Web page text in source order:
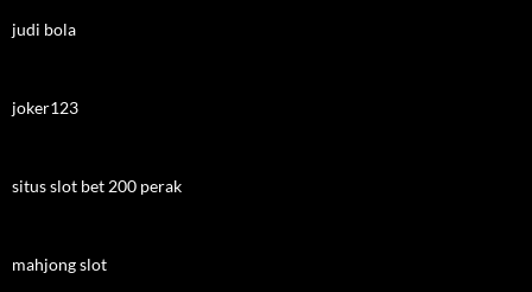
judi bola
joker123
situs slot bet 200 perak
mahjong slot